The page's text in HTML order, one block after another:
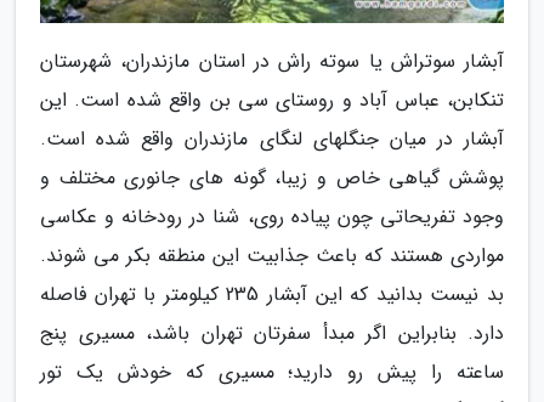
آبشار سوتراش یا سوته راش در استان مازندران، شهرستان
تنکابن، عباس آباد و روستای سی بن واقع شده است. این
آبشار در میان جنگلهای لنگای مازندران واقع شده است.
پوشش گیاهی خاص و زیبا، گونه های جانوری مختلف و
وجود تفریحاتی چون پیاده روی، شنا در رودخانه و عکاسی
مواردی هستند که باعث جذابیت این منطقه بکر می شوند.
بد نیست بدانید که این آبشار 235 کیلومتر با تهران فاصله
دارد. بنابراین اگر مبدأ سفرتان تهران باشد، مسیری پنج
ساعته را پیش رو دارید؛ مسیری که خودش یک تور